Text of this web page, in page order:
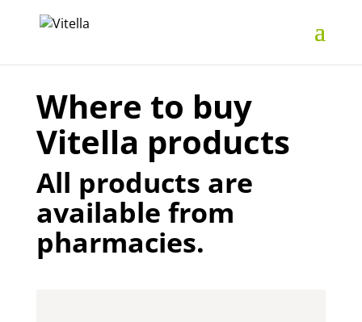
Where to buy
Vitella products
All products are
available from
pharmacies.